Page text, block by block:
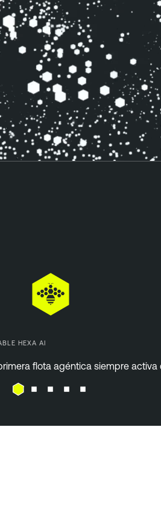
HEXA AI
flota agéntica siempre